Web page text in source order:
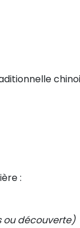
:
ou découverte)